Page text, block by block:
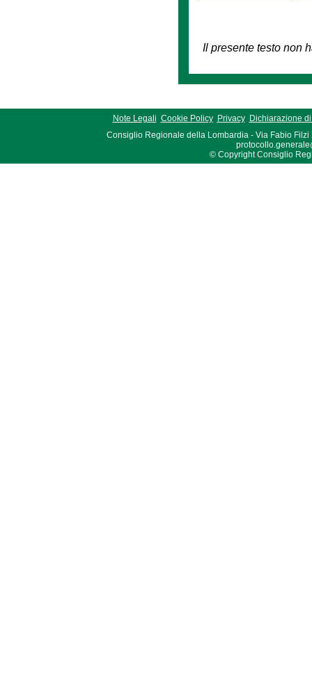
Il presente testo non
Note Legali Cookie Policy Privacy
Dichiarazione
Consiglio Regionale della Lombardia - Via Fabio Filzi
© Copyright Consiglio